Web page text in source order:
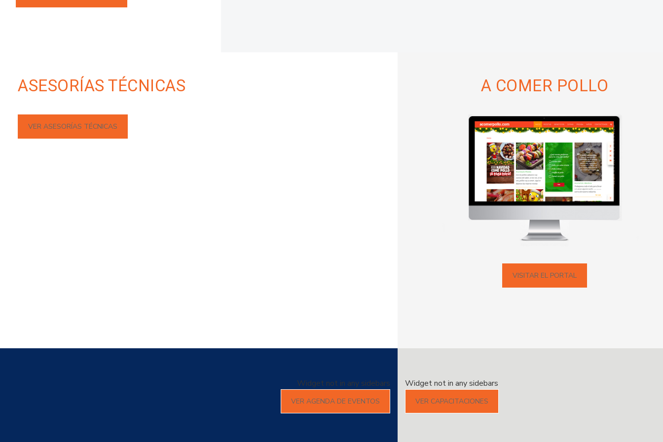
ASESORÍAS TÉCNICAS
VER ASESORÍAS TÉCNICAS
A COMER POLLO
VISITAR EL PORTAL
Widget not in any sidebars
VER AGENDA DE EVENTOS
Widget not in any sidebars
VER CAPACITACIONES